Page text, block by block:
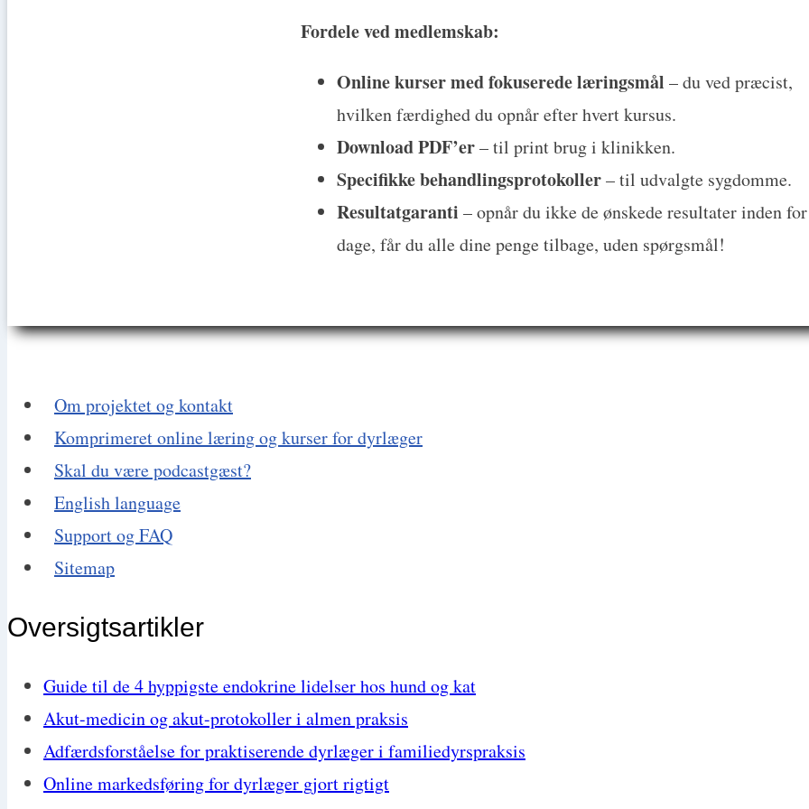
Fordele ved medlemskab:
Online kurser med fokuserede læringsmål – du ved præcist,
hvilken færdighed du opnår efter hvert kursus.
Download PDF’er– til print brug i klinikken.
Specifikke behandlingsprotokoller– til udvalgte sygdomme.
Resultatgaranti – opnår du ikke de ønskede resultater inden
dage, får du alle dine penge tilbage, uden spørgsmål!
Om projektet og kontakt
Komprimeret online læring og kurser for dyrlæger
Skal du være podcastgæst?
English language
Support og FAQ
Sitemap
Oversigtsartikler
Guide til de 4 hyppigste endokrine lidelser hos hund og kat
Akut-medicin og akut-protokoller i almen praksis
Adfærdsforståelse for praktiserende dyrlæger i familiedyrspraksis
Online markedsføring for dyrlæger gjort rigtigt